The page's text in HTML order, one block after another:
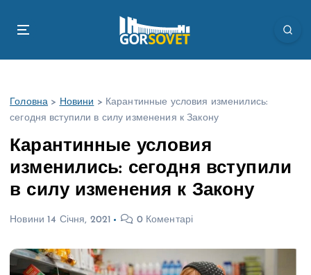
Головна > Новини > Карантинные условия изменились:
сегодня вступили в силу изменения к Закону
Карантинные условия
изменились: сегодня вступили
в силу изменения к Закону
Новини 14 Січня, 2021 0 Коментарі